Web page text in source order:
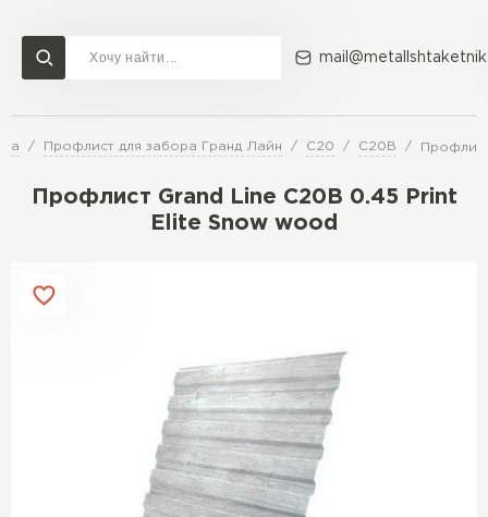
Профлист для забора Гранд Лайн C20 С20В
Профлист Grand Line C20В 0.45 Print
Elite Snow wood
Доставка и оплата Акции О компании Контакты
Перейти в каталог